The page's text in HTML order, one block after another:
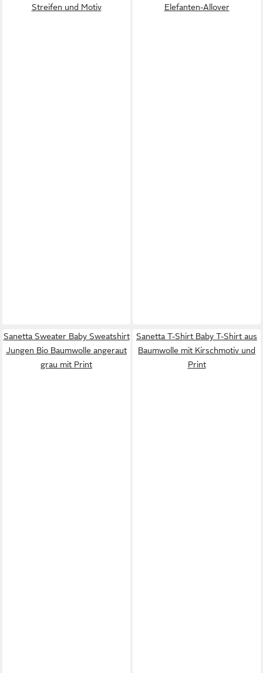
Streifen und Motiv Elefanten-Allover
Sanetta Sweater Baby Sweatshirt
Jungen Bio Baumwolle angeraut
grau mit Print
Sanetta T-Shirt Baby T-Shirt aus
Baumwolle mit Kirschmotiv und
Print